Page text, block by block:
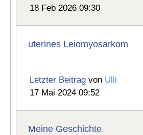
18 Feb 2026 09:30
uterines Leiomyosarkom
Letzter Beitrag von Ulli
17 Mai 2024 09:52
Meine Geschichte